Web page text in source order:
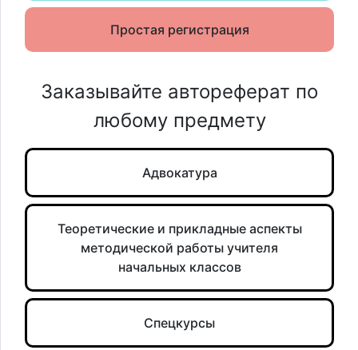
Простая регистрация
Заказывайте автореферат по
любому предмету
Адвокатура
Теоретические и прикладные аспекты
методической работы учителя
начальных классов
Спецкурсы